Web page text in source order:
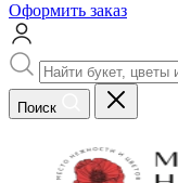
Оформить заказ
Поиск